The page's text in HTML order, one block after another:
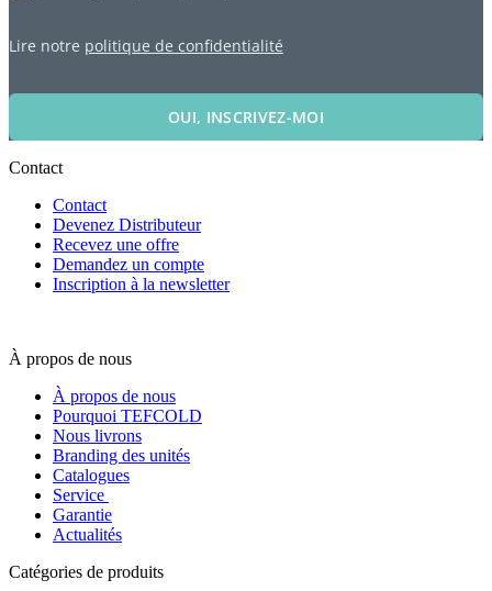
Lire notre politique de confidentialité
OUI, INSCRIVEZ-MOI
Contact
Contact
Devenez Distributeur
Recevez une offre
Demandez un compte
Inscription à la newsletter
À propos de nous
À propos de nous
Pourquoi TEFCOLD
Nous livrons
Branding des unités
Catalogues
Service
Garantie
Actualités
Catégories de produits